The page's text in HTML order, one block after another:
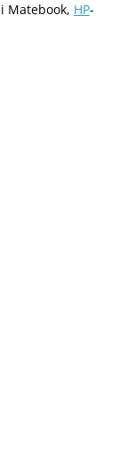
Matebook, HP-